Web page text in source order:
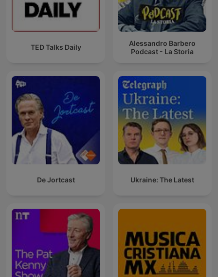
TED Talks Daily
Alessandro Barbero
Podcast - La Storia
De Jortcast Ukraine: The Latest